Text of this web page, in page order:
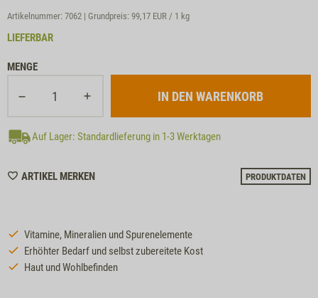
Artikelnummer: 7062 | Grundpreis: 99,17 EUR / 1 kg
LIEFERBAR
MENGE
Auf Lager: Standardlieferung in 1-3 Werktagen
ARTIKEL MERKENWISHLIST
PRODUKTDATEN
Vitamine, Mineralien und Spurenelemente
Erhöhter Bedarf und selbst zubereitete Kost
Haut und Wohlbefinden